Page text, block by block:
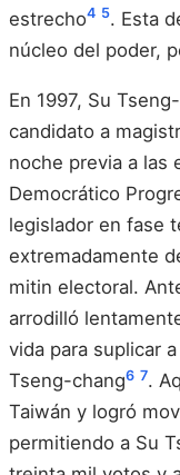
estrecho4 5. Esta
núcleo del poder,
En 1997, Su
candidato a
noche previa a las
Democrático
legislador en fase
extremadamente
mitin electoral.
arrodilló
vida para suplicar
Tseng-chang6 7.
Taiwán y logró
permitiendo a Su